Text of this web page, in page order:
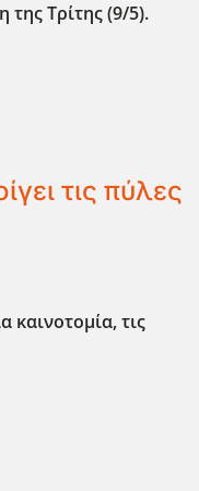
Τρίτης (9/5).
τις πύλες
καινοτομία, τις